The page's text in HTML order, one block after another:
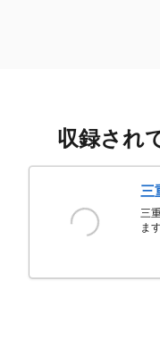
収録され
三
三
ま